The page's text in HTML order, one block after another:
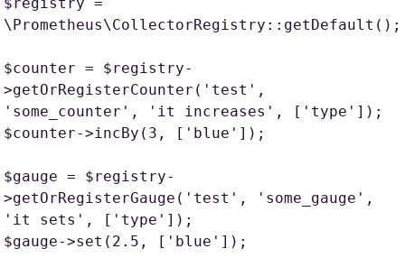
\Prometheus\CollectorRegistry::getDefault();
$counter = $registry-
>getOrRegisterCounter('test',
'some_counter', 'it increases', ['type']);
$counter->incBy(3, ['blue']);
$gauge = $registry-
>getOrRegisterGauge('test', 'some_gauge',
'it sets', ['type']);
$gauge->set(2.5, ['blue']);